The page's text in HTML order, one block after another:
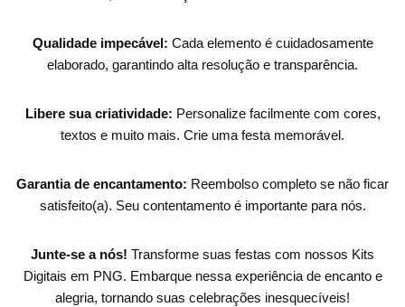
Qualidade impecável: Cada elemento é cuidadosamente
elaborado, garantindo alta resolução e transparência.
Libere sua criatividade: Personalize facilmente com cores,
textos e muito mais. Crie uma festa memorável.
Garantia de encantamento: Reembolso completo se não ficar
satisfeito(a). Seu contentamento é importante para nós.
Junte-se a nós! Transforme suas festas com nossos Kits
Digitais em PNG. Embarque nessa experiência de encanto e
alegria, tornando suas celebrações inesquecíveis!